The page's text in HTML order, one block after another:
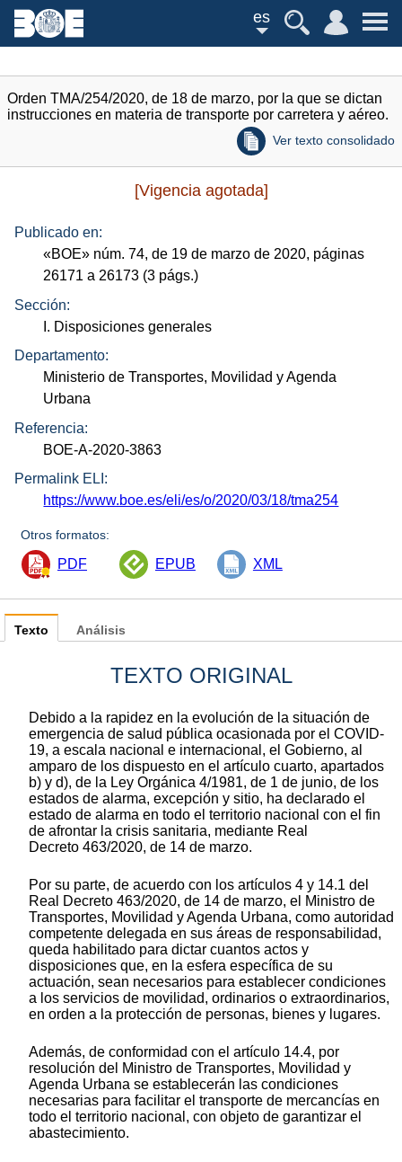
es
Orden TMA/254/2020, de 18 de marzo, por la que se dictan
instrucciones en materia de transporte por carretera y aéreo.
Ver texto consolidado
[Vigencia agotada]
Publicado en:
«BOE» núm. 74, de 19 de marzo de 2020, páginas
26171 a 26173 (3 págs.)
Sección:
I. Disposiciones generales
Departamento:
Ministerio de Transportes, Movilidad y Agenda
Urbana
Referencia:
BOE-A-2020-3863
Permalink ELI:
https://www.boe.es/eli/es/o/2020/03/18/tma254
Otros formatos:
PDF EPUB XML
Texto
TEXTO ORIGINAL
Debido a la rapidez en la evolución de la situación de
emergencia de salud pública ocasionada por el COVID-
19, a escala nacional e internacional, el Gobierno, al
amparo de los dispuesto en el artículo cuarto, apartados
b) y d), de la Ley Orgánica 4/1981, de 1 de junio, de los
estados de alarma, excepción y sitio, ha declarado el
estado de alarma en todo el territorio nacional con el fin
de afrontar la crisis sanitaria, mediante Real
Decreto 463/2020, de 14 de marzo.
Por su parte, de acuerdo con los artículos 4 y 14.1 del
Real Decreto 463/2020, de 14 de marzo, el Ministro de
Transportes, Movilidad y Agenda Urbana, como autoridad
competente delegada en sus áreas de responsabilidad,
queda habilitado para dictar cuantos actos y
disposiciones que, en la esfera específica de su
actuación, sean necesarios para establecer condiciones
a los servicios de movilidad, ordinarios o extraordinarios,
en orden a la protección de personas, bienes y lugares.
Además, de conformidad con el artículo 14.4, por
resolución del Ministro de Transportes, Movilidad y
Agenda Urbana se establecerán las condiciones
necesarias para facilitar el transporte de mercancías en
todo el territorio nacional, con objeto de garantizar el
abastecimiento.
Análisis